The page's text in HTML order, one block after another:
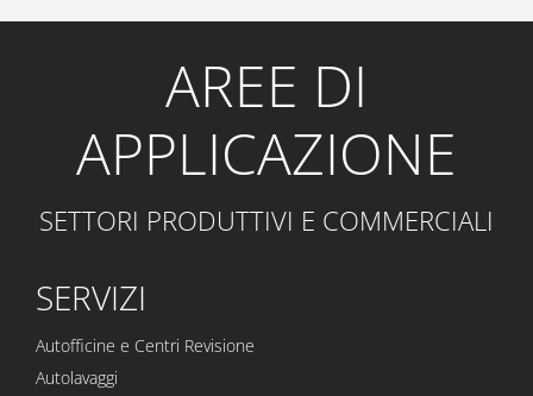
AREE DI
APPLICAZIONE
SETTORI PRODUTTIVI E COMMERCIALI
SERVIZI
Autofficine e Centri Revisione
Autolavaggi